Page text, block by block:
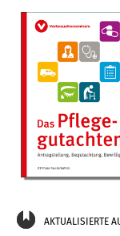
AKTUALISIERTE